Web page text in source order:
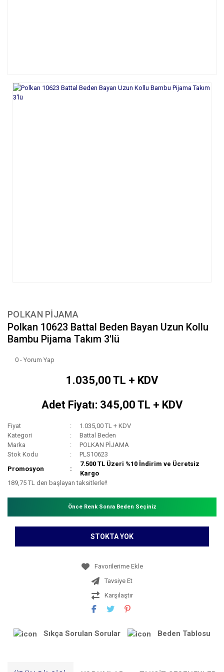
POLKAN PİJAMA
Polkan 10623 Battal Beden Bayan Uzun Kollu
Bambu Pijama Takım 3'lü
0 - Yorum Yap
1.035,00 TL + KDV
Adet Fiyatı: 345,00 TL + KDV
Fiyat
1.035,00 TL + KDV
Kategori
Battal Beden
Marka
POLKAN PİJAMA
Stok Kodu
PLS10623
Promosyon
7.500 TL Üzeri %10 İndirim ve Ücretsiz
Kargo
189,75 TL den başlayan taksitlerle!!
Önce Renk Sonra Beden Seçiniz
STOKTA YOK
Tavsiye Et
Karşılaştır
Sıkça Sorulan Sorular Beden Tablosu